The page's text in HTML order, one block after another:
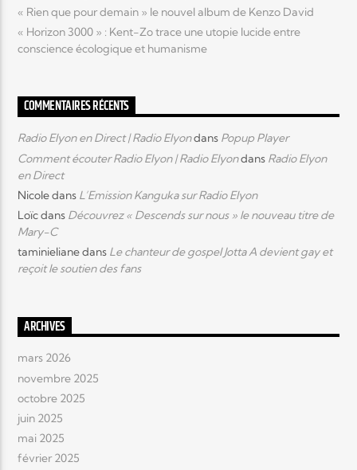
« Rien que pour demain » le nouvel album de Kenzo David
« Horizon 3000 » : Kent-Zo trace une utopie lucide entre
conscience écologique et humanisme
COMMENTAIRES RÉCENTS
Radio Elyon en Direct | Radio Elyondans Popup Player
Comment écouter Radio Elyon | Radio Elyondans Radio Elyon
en Direct
Nicoledans L’Emission Kanguka sur Radio Elyon
Loïcdans Découvrez « Descends sur nous » le nouveau titre de
Mary-C
taminielianedans Le chanteur de gospel Jotta A devient gay et
reçoit le soutien des fans
ARCHIVES
mars 2026
novembre 2025
octobre 2025
juin 2025
mai 2025
février 2025